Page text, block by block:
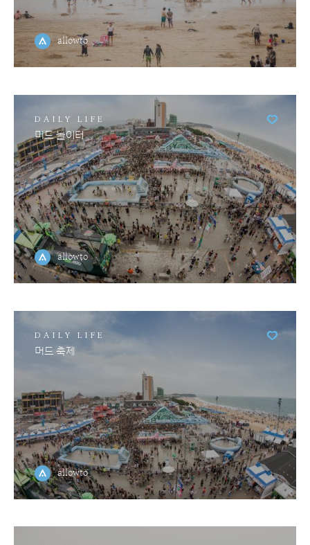
allowto
DAILY LIFE
머드 놀이터
allowto
DAILY LIFE
머드 축제
allowto